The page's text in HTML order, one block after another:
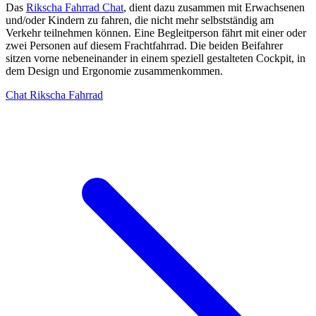
Das Rikscha Fahrrad Chat, dient dazu zusammen mit Erwachsenen
und/oder Kindern zu fahren, die nicht mehr selbstständig am
Verkehr teilnehmen können. Eine Begleitperson fährt mit einer oder
zwei Personen auf diesem Frachtfahrrad. Die beiden Beifahrer
sitzen vorne nebeneinander in einem speziell gestalteten Cockpit, in
dem Design und Ergonomie zusammenkommen.
Chat Rikscha Fahrrad